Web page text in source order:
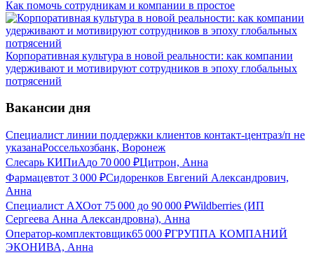
Как помочь сотрудникам и компании в простое
Корпоративная культура в новой реальности: как компании
удерживают и мотивируют сотрудников в эпоху глобальных
потрясений
Вакансии дня
Специалист линии поддержки клиентов контакт-центраз/п не
указанаРоссельхозбанк, Воронеж
Слесарь КИПиАдо 70 000 ₽Цитрон, Анна
Фармацевтот 3 000 ₽Сидоренков Евгений Александрович,
Анна
Специалист АХОот 75 000 до 90 000 ₽Wildberries (ИП
Сергеева Анна Александровна), Анна
Оператор-комплектовщик65 000 ₽ГРУППА КОМПАНИЙ
ЭКОНИВА, Анна